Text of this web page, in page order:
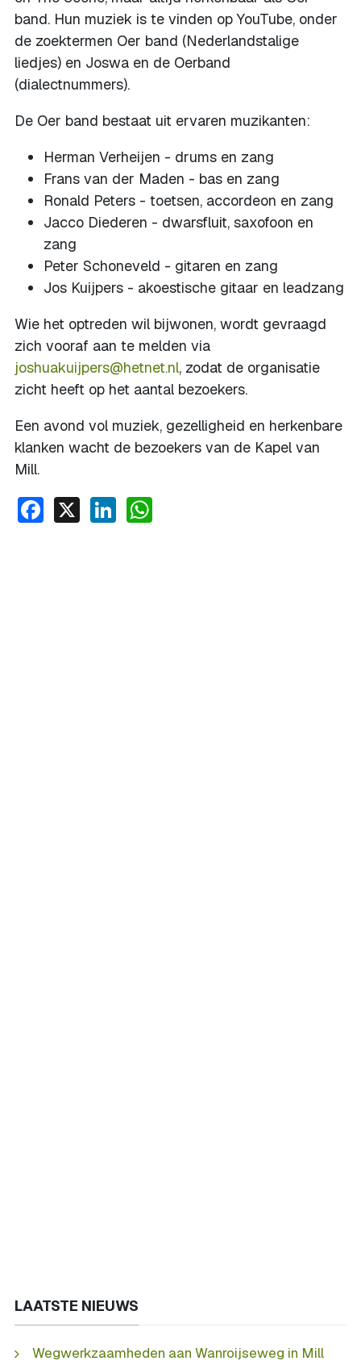
band. Hun muziek is te vinden op YouTube, onder
de zoektermen Oer band (Nederlandstalige
liedjes) en Joswa en de Oerband
(dialectnummers).
De Oer band bestaat uit ervaren muzikanten:
Herman Verheijen - drums en zang
Frans van der Maden - bas en zang
Ronald Peters - toetsen, accordeon en zang
Jacco Diederen - dwarsfluit, saxofoon en
zang
Peter Schoneveld - gitaren en zang
Jos Kuijpers - akoestische gitaar en leadzang
Wie het optreden wil bijwonen, wordt gevraagd
zich vooraf aan te melden via
joshuakuijpers@hetnet.nl, zodat de organisatie
zicht heeft op het aantal bezoekers.
Een avond vol muziek, gezelligheid en herkenbare
klanken wacht de bezoekers van de Kapel van
Mill.
Facebook
X LinkedIn
LAATSTE NIEUWS
Wegwerkzaamheden aan Wanroijseweg in Mill